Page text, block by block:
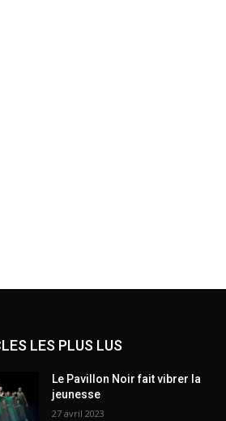
LES PLUS LUS
Le Pavillon Noir fait vibrer la
jeunesse
27 avril 2023